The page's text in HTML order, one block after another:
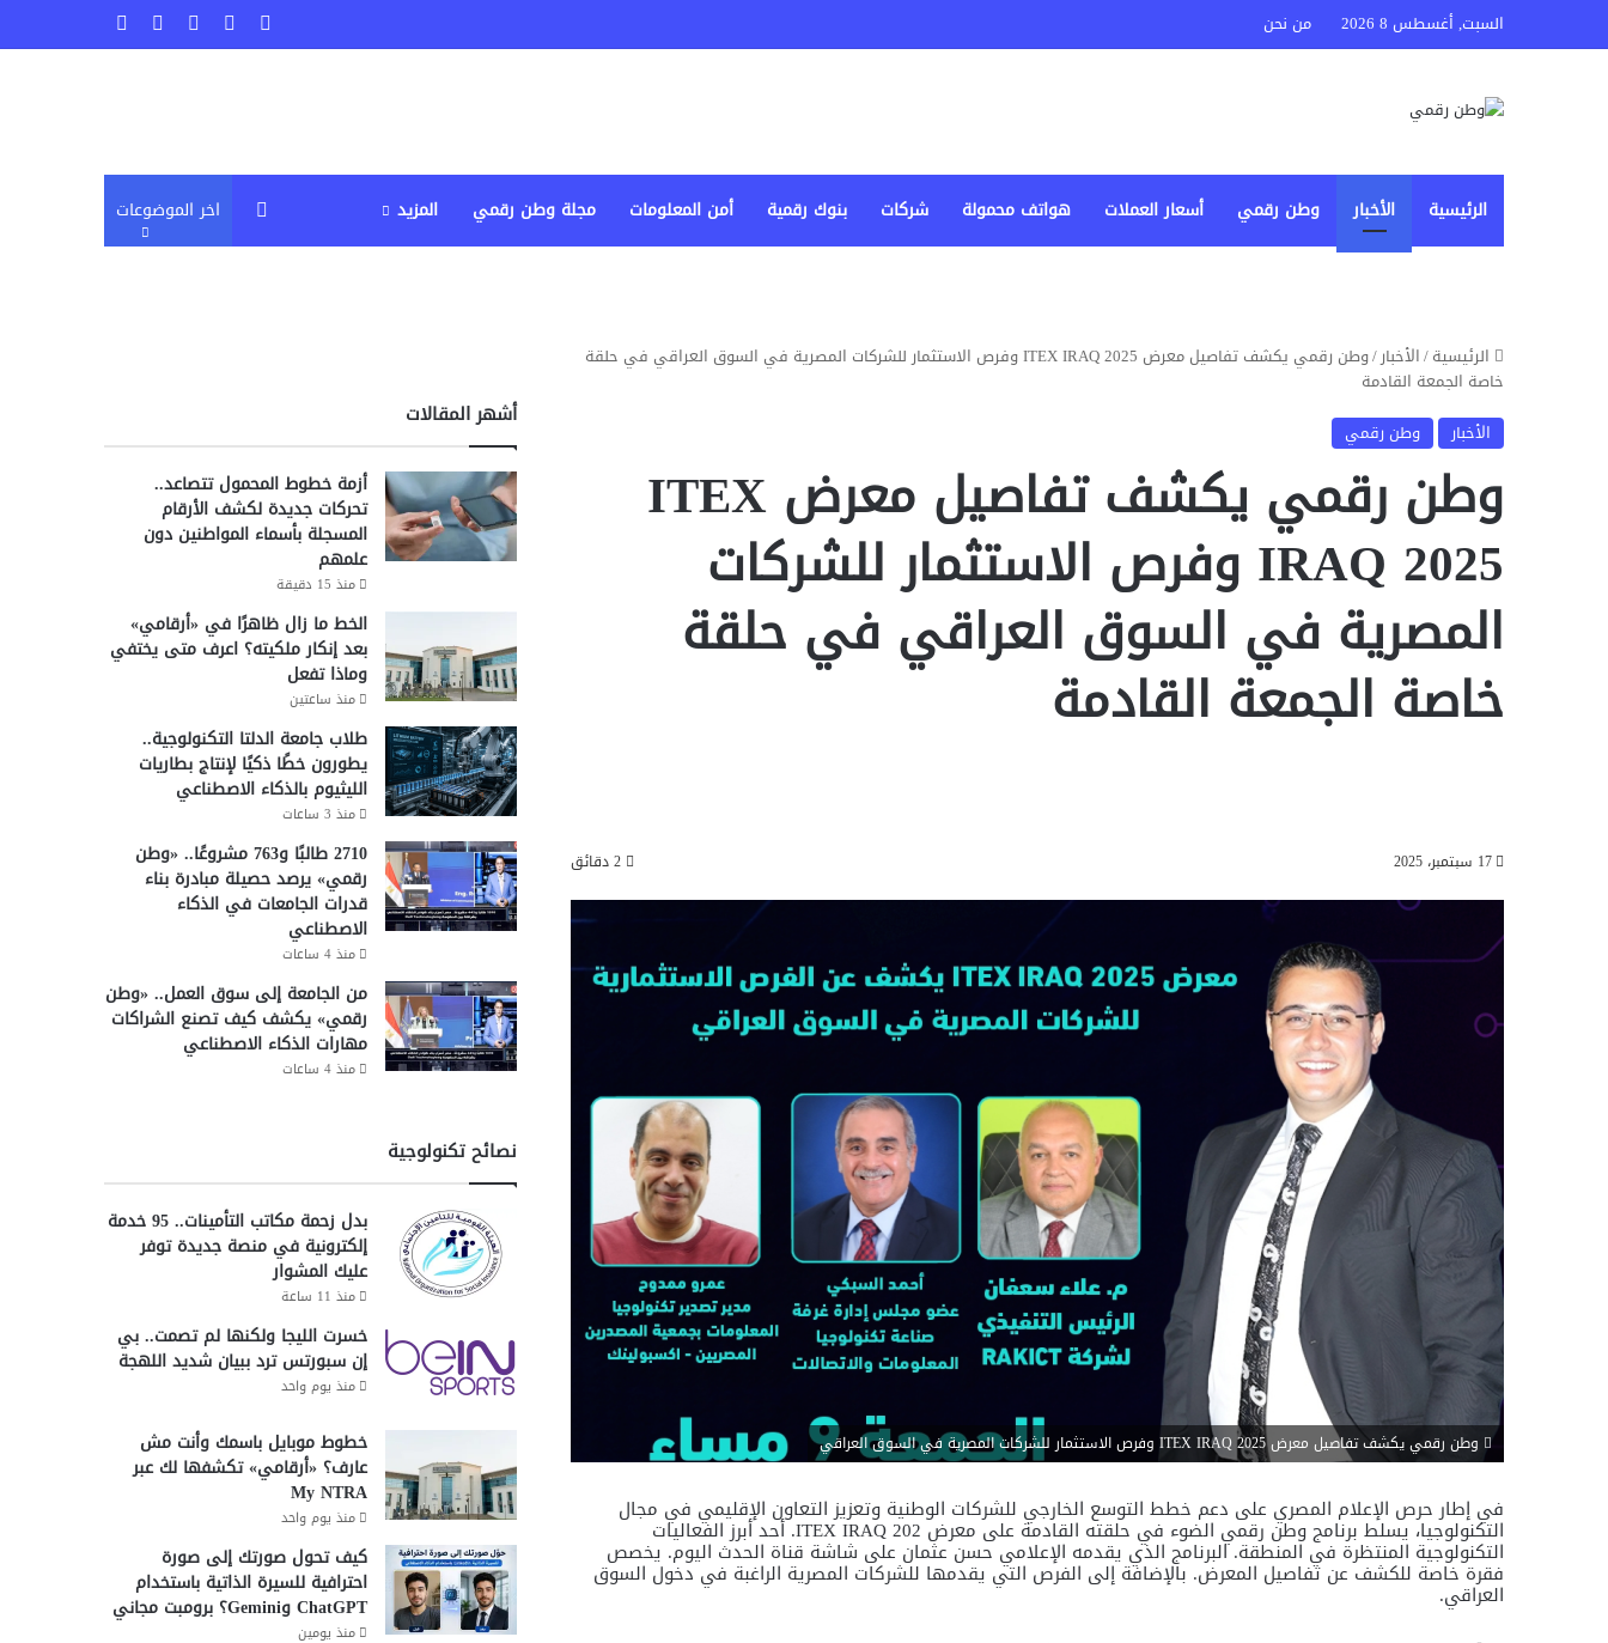
السبت, أغسطس 8 2026 من نحن فيسبوك لينكدإن ‫YouTube
الرئيسية الأخبار وطن رقمي أسعار العملات هواتف محمولة شركات بنوك رقمية أمن المعلومات مجلة وطن رقمي المزيد إضافة عمود جانبي
اخر الموضوعات
الرئيسية/الأخبار/
وطن رقمي يكشف تفاصيل معرض ITEX IRAQ 2025 وفرص الاستثمار للشركات المصرية في السوق العراقي في حلقة
خاصة الجمعة القادمة
الأخبار
وطن رقمي
وطن رقمي يكشف تفاصيل معرض ITEX
IRAQ 2025 وفرص الاستثمار للشركات
المصرية في السوق العراقي في حلقة
خاصة الجمعة القادمة
17 سبتمبر، 2025
وطن رقمي يكشف تفاصيل معرض ITEX IRAQ 2025 وفرص الاستثمار للشركات المصرية في السوق العراقي
في إطار حرص الإعلام المصري على دعم خطط التوسع الخارجي للشركات الوطنية وتعزيز التعاون الإقليمي في مجال
التكنولوجيا، يسلط برنامج وطن رقمي الضوء في حلقته القادمة على معرض ITEX IRAQ 202. أحد أبرز الفعاليات
التكنولوجية المنتظرة في المنطقة. البرنامج الذي يقدمه الإعلامي حسن عثمان على شاشة قناة الحدث اليوم. يخصص
فقرة خاصة للكشف عن تفاصيل المعرض. بالإضافة إلى الفرص التي يقدمها للشركات المصرية الراغبة في دخول السوق
العراقي.
أشهر المقالات
أزمة خطوط المحمول تتصاعد..
تحركات جديدة لكشف الأرقام
المسجلة بأسماء المواطنين دون
علمهم
منذ 15 دقيقة
الخط ما زال ظاهرًا في «أرقامي»
بعد إنكار ملكيته؟ اعرف متى يختفي
وماذا تفعل
منذ ساعتين
طلاب جامعة الدلتا التكنولوجية..
يطورون خطًا ذكيًا لإنتاج بطاريات
الليثيوم بالذكاء الاصطناعي
منذ 3 ساعات
2710 طالبًا و763 مشروعًا.. «وطن
رقمي» يرصد حصيلة مبادرة بناء
قدرات الجامعات في الذكاء
الاصطناعي
منذ 4 ساعات
من الجامعة إلى سوق العمل.. «وطن
رقمي» يكشف كيف تصنع الشراكات
مهارات الذكاء الاصطناعي
منذ 4 ساعات
نصائح تكنولوجية
بدل زحمة مكاتب التأمينات.. 95 خدمة
إلكترونية في منصة جديدة توفر
عليك المشوار
منذ 11 ساعة
خسرت الليجا ولكنها لم تصمت.. بي
إن سبورتس ترد ببيان شديد اللهجة
منذ يوم واحد
خطوط موبايل باسمك وأنت مش
عارف؟ «أرقامي» تكشفها لك عبر
My NTRA
منذ يوم واحد
كيف تحول صورتك إلى صورة
احترافية للسيرة الذاتية باستخدام
ChatGPT وGemini؟ برومبت مجاني
منذ يومين